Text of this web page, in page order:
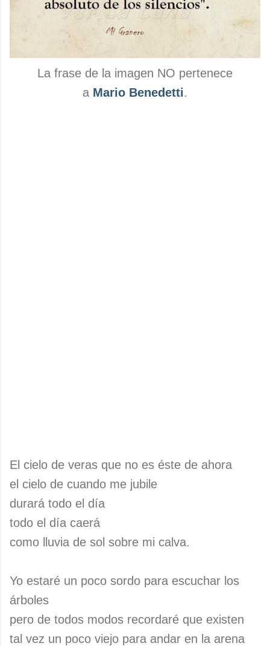
La frase de la imagen NO pertenece
a Mario Benedetti.
El cielo de veras que no es éste de ahora
el cielo de cuando me jubile
durará todo el día
todo el día caerá
como lluvia de sol sobre mi calva.
Yo estaré un poco sordo para escuchar los
árboles
pero de todos modos recordaré que existen
tal vez un poco viejo para andar en la arena